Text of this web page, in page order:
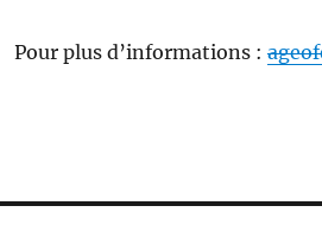
Pour plus d’informations :